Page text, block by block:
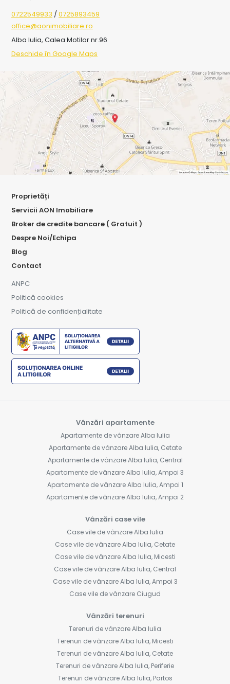
0722549933 /0725893459
office@aonimobiliare.ro
Alba Iulia, Calea Motilor nr.96
Deschide în Google Maps
Proprietăți
Servicii AON Imobiliare
Broker de credite bancare ( Gratuit )
Despre Noi/Echipa
Blog
Contact
ANPC
Politică cookies
Politică de confidențialitate
Vânzări apartamente
Apartamente de vânzare Alba Iulia
Apartamente de vânzare Alba Iulia, Cetate
Apartamente de vânzare Alba Iulia, Central
Apartamente de vânzare Alba Iulia, Ampoi 3
Apartamente de vânzare Alba Iulia, Ampoi 1
Apartamente de vânzare Alba Iulia, Ampoi 2
Vânzări case vile
Case vile de vânzare Alba Iulia
Case vile de vânzare Alba Iulia, Cetate
Case vile de vânzare Alba Iulia, Micesti
Case vile de vânzare Alba Iulia, Central
Case vile de vânzare Alba Iulia, Ampoi 3
Case vile de vânzare Ciugud
Vânzări terenuri
Terenuri de vânzare Alba Iulia
Terenuri de vânzare Alba Iulia, Micesti
Terenuri de vânzare Alba Iulia, Cetate
Terenuri de vânzare Alba Iulia, Periferie
Terenuri de vânzare Alba Iulia, Partos